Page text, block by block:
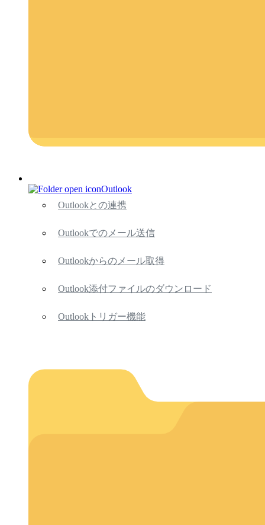
Outlook
Outlookとの連携
Outlookでのメール送信
Outlookからのメール取得
Outlook添付ファイルのダウンロード
Outlookトリガー機能